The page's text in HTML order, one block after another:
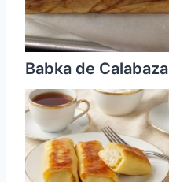
Babka de Calabaza